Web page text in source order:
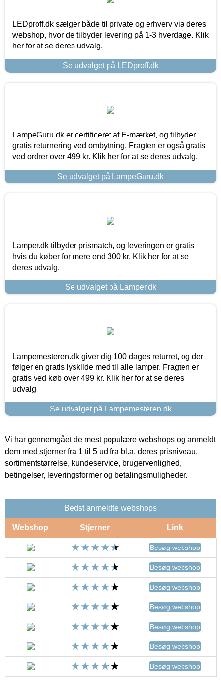
LEDproff.dk sælger både til private og erhverv via deres
webshop, hvor de tilbyder levering på 1-3 hverdage. Klik
her for at se deres udvalg.
Se udvalget på LEDproff.dk
LampeGuru.dk er certificeret af E-mærket, og tilbyder
gratis returnering ved ombytning. Fragten er også gratis
ved ordrer over 499 kr. Klik her for at se deres udvalg.
Se udvalget på LampeGuru.dk
Lamper.dk tilbyder prismatch, og leveringen er gratis
hvis du køber for mere end 300 kr. Klik her for at se
deres udvalg.
Se udvalget på Lamper.dk
Lampemesteren.dk giver dig 100 dages returret, og der
følger en gratis lyskilde med til alle lamper. Fragten er
gratis ved køb over 499 kr. Klik her for at se deres
udvalg.
Se udvalget på Lampemesteren.dk
Vi har gennemgået de mest populære webshops og anmeldt
dem med stjerner fra 1 til 5 ud fra bl.a. deres prisniveau,
sortimentstørrelse, kundeservice, brugervenlighed,
betingelser, leveringsformer og betalingsmuligheder.
Bedst anmeldte webshops
Webshop Stjerner Link
Besøg webshop
Besøg webshop
Besøg webshop
Besøg webshop
Besøg webshop
Besøg webshop
Besøg webshop